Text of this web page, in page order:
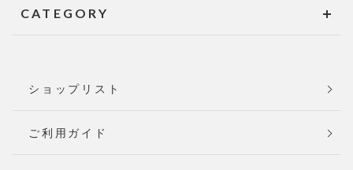
CATEGORY
ショップリスト
ご利用ガイド